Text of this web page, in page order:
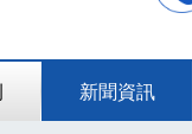
新聞資訊